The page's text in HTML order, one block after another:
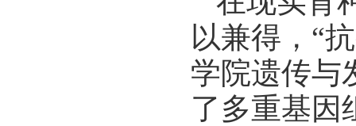
以兼得，“
学院遗传与
了多重基因